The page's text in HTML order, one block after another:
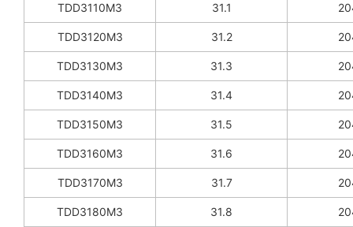
TDD3110M3 31.1
TDD3120M3 31.2
TDD3130M3 31.3
TDD3140M3 31.4
TDD3150M3 31.5
TDD3160M3 31.6
TDD3170M3 31.7
TDD3180M3 31.8